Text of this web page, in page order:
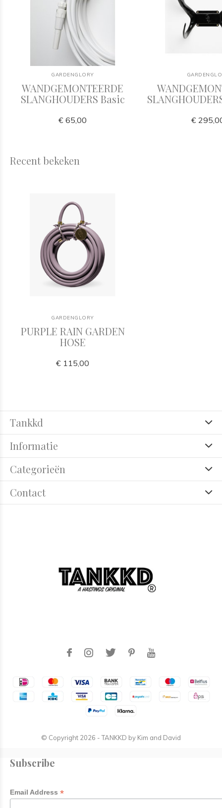
GARDENGLORY
WANDGEMONTEERDE
SLANGHOUDERS Basic
€ 65,00 €
Recent bekeken
GARDENGLORY
PURPLE RAIN GARDEN
HOSE
€ 115,00
Tankkd
Informatie
Categorieën
Contact
© Copyright 2026 - TANKKD by Kim and David
Subscribe
Email Address *